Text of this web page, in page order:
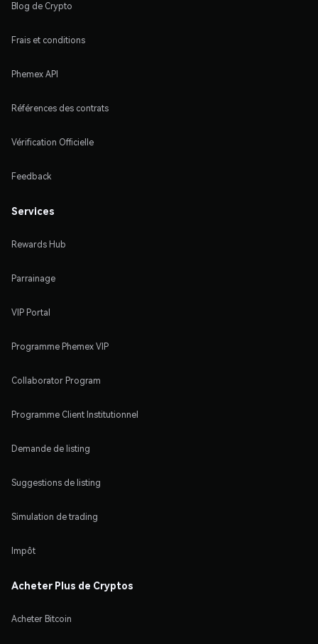
Blog de Crypto
Frais et conditions
Phemex API
Références des contrats
Vérification Officielle
Feedback
Services
Rewards Hub
Parrainage
VIP Portal
Programme Phemex VIP
Collaborator Program
Programme Client Institutionnel
Demande de listing
Suggestions de listing
Simulation de trading
Impôt
Acheter Plus de Cryptos
Acheter Bitcoin